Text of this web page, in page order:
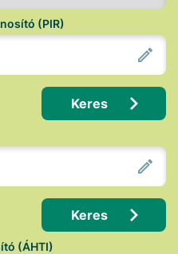
(PIR)
Keres
Keres
(ÁHTI)